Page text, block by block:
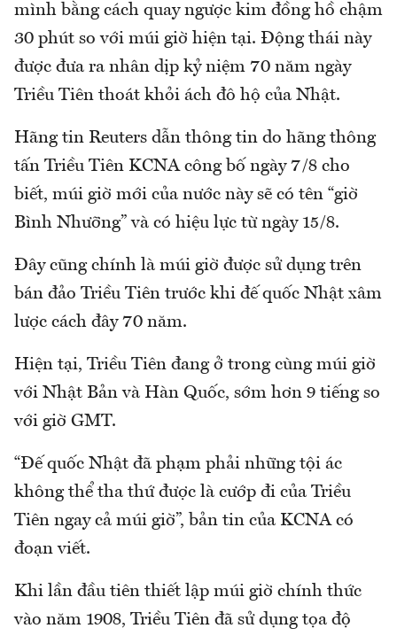
mình bằng cách quay ngược kim đồng hồ chậm
30 phút so với múi giờ hiện tại. Động thái này
được đưa ra nhân dịp kỷ niệm 70 năm ngày
Triều Tiên thoát khỏi ách đô hộ của Nhật.
Hãng tin Reuters dẫn thông tin do hãng thông
tấn Triều Tiên KCNA công bố ngày 7/8 cho
biết, múi giờ mới của nước này sẽ có tên “giờ
Bình Nhưỡng” và có hiệu lực từ ngày 15/8.
Đây cũng chính là múi giờ được sử dụng trên
bán đảo Triều Tiên trước khi đế quốc Nhật xâm
lược cách đây 70 năm.
Hiện tại, Triều Tiên đang ở trong cùng múi giờ
với Nhật Bản và Hàn Quốc, sớm hơn 9 tiếng so
với giờ GMT.
“Đế quốc Nhật đã phạm phải những tội ác
không thể tha thứ được là cướp đi của Triều
Tiên ngay cả múi giờ”, bản tin của KCNA có
đoạn viết.
Khi lần đầu tiên thiết lập múi giờ chính thức
vào năm 1908, Triều Tiên đã sử dụng tọa độ